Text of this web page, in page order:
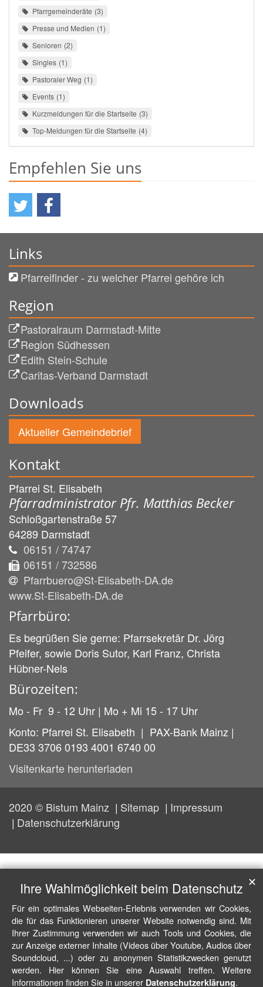
Pfarrgemeinderäte 3
Presse und Medien 1
Senioren 2
Singles 1
Pastoraler Weg 1
Events 1
Kurzmeldungen für die Startseite 3
Top-Meldungen für die Startseite 4
Empfehlen Sie uns
Links
Pfarreifinder - zu welcher Pfarrei gehöre ich
Region
Pastoralraum Darmstadt-Mitte
Region Südhessen
Edith Stein-Schule
Caritas-Verband Darmstadt
Downloads
Aktueller Gemeindebrief
Kontakt
Pfarrei St. Elisabeth
Pfarradministrator Pfr. Matthias Becker
Schloßgartenstraße 57
64289 Darmstadt
06151 / 74747
06151 / 732586
Pfarrbuero@St-Elisabeth-DA.de
www.St-Elisabeth-DA.de
Pfarrbüro:
Es begrüßen Sie gerne: Pfarrsekretär Dr. Jörg
Pfeifer, sowie Doris Sutor, Karl Franz, Christa
Hübner-Nels
Bürozeiten:
Mo - Fr 9 - 12 Uhr | Mo + Mi 15 - 17 Uhr
Konto: Pfarrei St. Elisabeth | PAX-Bank Mainz |
DE33 3706 0193 4001 6740 00
Visitenkarte herunterladen
2020 © Bistum Mainz Sitemap
Impressum
Datenschutzerklärung
Ihre Wahlmöglichkeit beim Datenschutz
Für ein optimales Webseiten-Erlebnis verwenden wir Cookies,
die für das Funktionieren unserer Website notwendig sind. Mit
Ihrer Zustimmung verwenden wir auch Tools und Cookies, die
zur Anzeige externer Inhalte (Videos über Youtube, Audios über
Soundcloud, ...) oder zu anonymen Statistikzwecken genutzt
werden. Hier können Sie eine Auswahl treffen. Weitere
Informationen finden Sie in unserer Datenschutzerklärung.
✕